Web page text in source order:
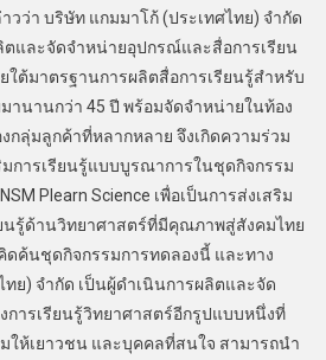
วว่า บริษัท แกมมาโก้ (ประเทศไทย) จำกัด
ตและจัดจำหน่ายอุปกรณ์และสื่อการเรียน
ใต้มาตรฐานการผลิตสื่อการเรียนรู้สำหรับ
านานกว่า 45 ปี พร้อมจัดจำหน่ายในท้อง
กลุ่มลูกค้าที่หลากหลาย จึงเกิดความร่วม
มการเรียนรู้แบบบูรณาการในชุดกิจกรรม
Plearn Science เพื่อเป็นการส่งเสริม
นรู้ด้านวิทยาศาสตร์ที่มีคุณภาพสู่สังคมไทย
ดค้นชุดกิจกรรมการทดลองนี้ และทาง
ย) จำกัด เป็นผู้ดำเนินการผลิตและจัด
การเรียนรู้วิทยาศาสตร์อีกรูปแบบหนึ่งที่
ให้เยาวชน และบุคคลที่สนใจ สามารถนำ